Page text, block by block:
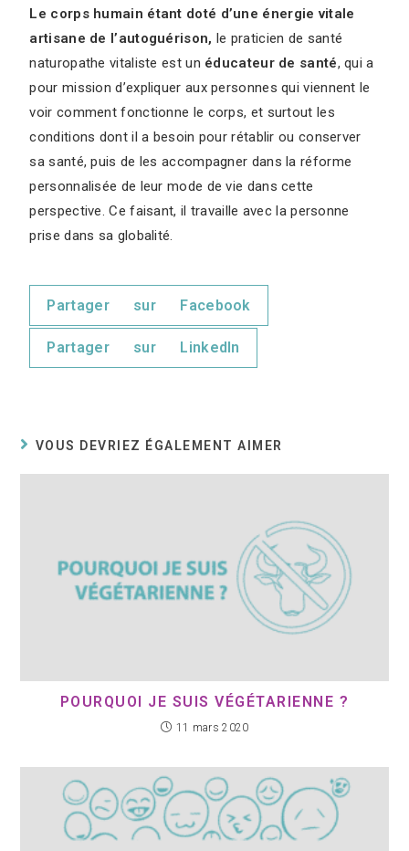
Le corps humain étant doté d’une énergie vitale
artisane de l’autoguérison, le praticien de santé
naturopathe vitaliste est un éducateur de santé, qui a
pour mission d’expliquer aux personnes qui viennent le
voir comment fonctionne le corps, et surtout les
conditions dont il a besoin pour rétablir ou conserver
sa santé, puis de les accompagner dans la réforme
personnalisée de leur mode de vie dans cette
perspective. Ce faisant, il travaille avec la personne
prise dans sa globalité.
Partager sur Facebook
Partager sur LinkedIn
VOUS DEVRIEZ ÉGALEMENT AIMER
POURQUOI JE SUIS VÉGÉTARIENNE ?
11 mars 2020